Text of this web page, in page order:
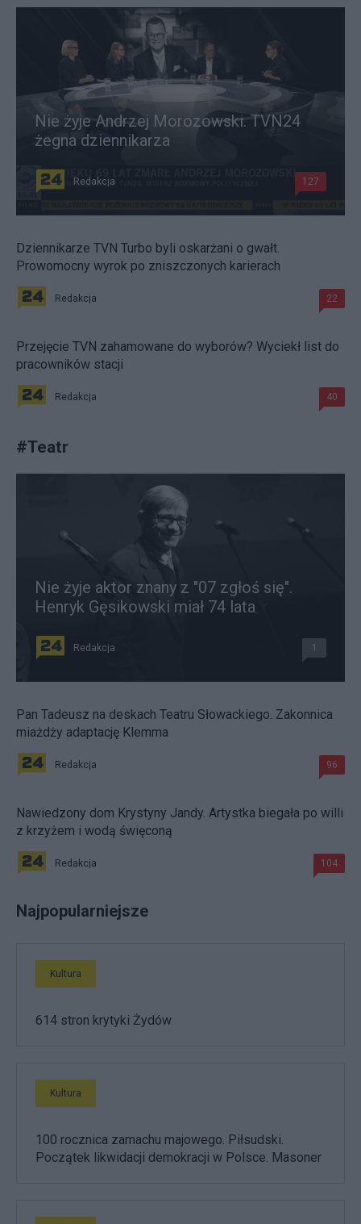
Nie żyje Andrzej Morozowski. TVN24
żegna dziennikarza
Redakcja 127
Dziennikarze TVN Turbo byli oskarżani o gwałt.
Prowomocny wyrok po zniszczonych karierach
Redakcja 22
Przejęcie TVN zahamowane do wyborów? Wyciekł list do
pracowników stacji
Redakcja 40
#Teatr
Nie żyje aktor znany z "07 zgłoś się".
Henryk Gęsikowski miał 74 lata
Redakcja 1
Pan Tadeusz na deskach Teatru Słowackiego. Zakonnica
miażdży adaptację Klemma
Redakcja 96
Nawiedzony dom Krystyny Jandy. Artystka biegała po willi
z krzyżem i wodą święconą
Redakcja 104
Najpopularniejsze
Kultura
614 stron krytyki Żydów
Kultura
100 rocznica zamachu majowego. Piłsudski.
Początek likwidacji demokracji w Polsce. Masoner